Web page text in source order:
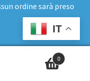
ordine sarà preso
0
IT